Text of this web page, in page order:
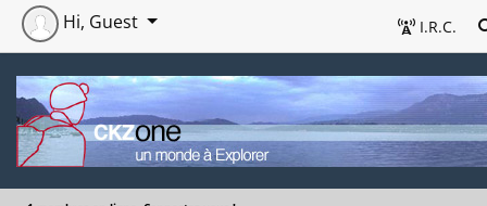
I.R.C.
Hi, Guest